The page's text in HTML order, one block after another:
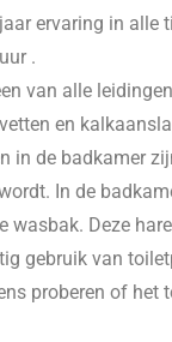
ervaring in alle
.
van alle
en
de badkamer
In de
Deze
gebruik van
proberen of